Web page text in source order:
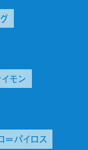
イモン
＝パイロス